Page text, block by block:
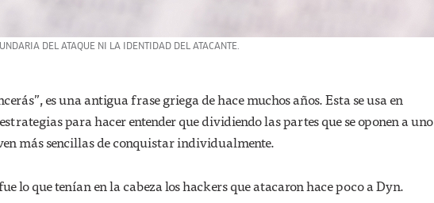
DEL ATAQUE NI LA IDENTIDAD DEL ATACANTE.
es una antigua frase griega de hace muchos años. Esta se usa en
para hacer entender que dividiendo las partes que se oponen a uno
más sencillas de conquistar individualmente.
lo que tenían en la cabeza los hackers que atacaron hace poco a Dyn.